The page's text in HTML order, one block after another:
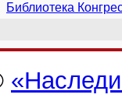
Библиотека